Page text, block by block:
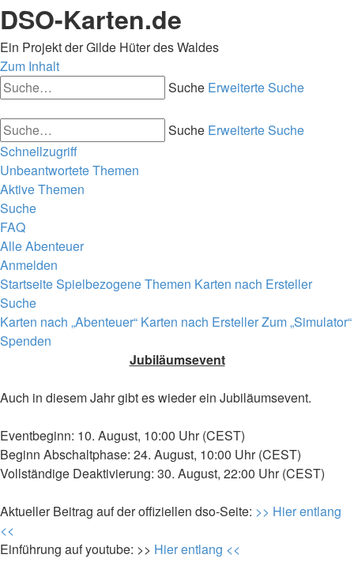
DSO-Karten.de
Ein Projekt der Gilde Hüter des Waldes
Zum Inhalt
Suche Erweiterte Suche
Suche Erweiterte Suche
Schnellzugriff
Unbeantwortete Themen
Aktive Themen
Suche
FAQ
Alle Abenteuer
Anmelden
StartseiteSpielbezogene Themen Karten nach Ersteller
Suche
Karten nach „Abenteuer“ Karten nach ErstellerZum „Simulator“
Spenden
Jubiläumsevent
Auch in diesem Jahr gibt es wieder ein Jubiläumsevent.
Eventbeginn: 10. August, 10:00 Uhr (CEST)
Beginn Abschaltphase: 24. August, 10:00 Uhr (CEST)
Vollständige Deaktivierung: 30. August, 22:00 Uhr (CEST)
Aktueller Beitrag auf der offiziellen dso-Seite: >> Hier entlang
<<
Einführung auf youtube: >> Hier entlang <<